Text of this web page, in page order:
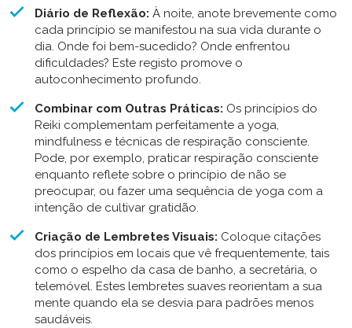
Diário de Reflexão: À noite, anote brevemente como
cada princípio se manifestou na sua vida durante o
dia. Onde foi bem-sucedido? Onde enfrentou
dificuldades? Este registo promove o
autoconhecimento profundo.
Combinar com Outras Práticas: Os princípios do
Reiki complementam perfeitamente a yoga,
mindfulness e técnicas de respiração consciente.
Pode, por exemplo, praticar respiração consciente
enquanto reflete sobre o princípio de não se
preocupar, ou fazer uma sequência de yoga com a
intenção de cultivar gratidão.
Criação de Lembretes Visuais: Coloque citações
dos princípios em locais que vê frequentemente, tais
como o espelho da casa de banho, a secretária, o
telemóvel. Estes lembretes suaves reorientam a sua
mente quando ela se desvia para padrões menos
saudáveis.